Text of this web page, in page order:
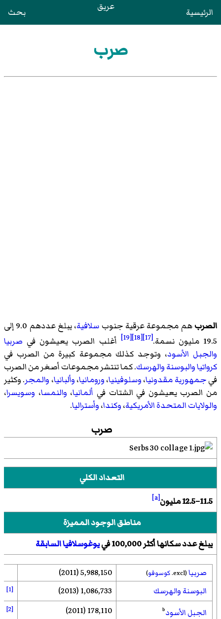
الرئيسية عريق بحث
صرب
الصربهم مجموعة عرقية جنوب سلافية
، يبلغ عددهم 9.0 إلى
19.5 مليون نسمة.
[17]
[18]
[19] أغلب الصرب يعيشون في صربيا
والجبل الأسود، وتوجد كذلك مجموعة كبيرة من الصرب في
كرواتياوالبوسنة والهرسك. كما تنتشر مجموعات أصغر من الصرب
فيجمهورية مقدونيا،وسلوفينيا،ورومانيا،وألبانيا، والمجر. وكثير
من الصرب يعيشون في الشتات في ألمانيا، والنمسا، وسويسرا،
والولايات المتحدة الأمريكية،وكندا،وأستراليا.
صرب
التعداد الكلي
11.5–12.5 مليون
[a]
مناطق الوجود المميزة
يبلغ عدد سكانها أكثر 100,000 في
يوغوسلافيا السابقة
صربيا(excl. كوسوفو)
5,988,150 (2011)
البوسنة والهرسك
1,086,733 (2013)
[1]
الجبل الأسودb
178,110 (2011)
[2]